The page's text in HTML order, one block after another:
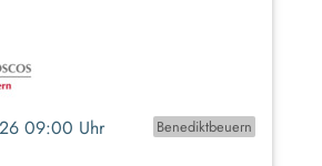
09:00 Uhr
Benediktbeuern